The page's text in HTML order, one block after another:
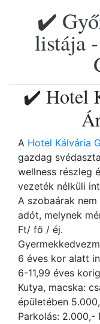
✔️
listája
✔️ Hotel
A Hotel Kálvária
gazdag
wellness részleg
vezeték nélküli
A szobaárak
adót, melynek
Ft/ fő / éj.
6 éves kor alatt
6-11,99 éves
Kutya, macska:
épületében
Parkolás: 2.000,-